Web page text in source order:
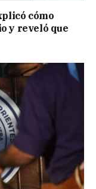
cómo
y reveló que